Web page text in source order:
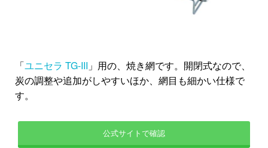
「ユニセラ TG-III 」用の、焼き網です。開閉式なので、
炭の調整や追加がしやすいほか、網目も細かい仕様で
す。
公式サイトで確認